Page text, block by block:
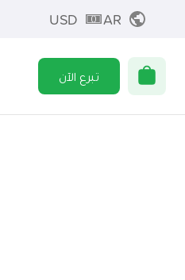
AR
USD
تبرع الآن